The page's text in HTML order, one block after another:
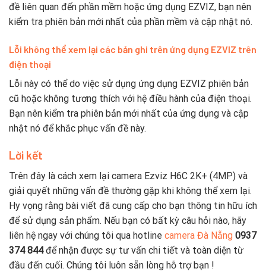
đề liên quan đến phần mềm hoặc ứng dụng EZVIZ, bạn nên
kiểm tra phiên bản mới nhất của phần mềm và cập nhật nó.
Lỗi không thể xem lại các bản ghi trên ứng dụng EZVIZ trên
điện thoại
Lỗi này có thể do việc sử dụng ứng dụng EZVIZ phiên bản
cũ hoặc không tương thích với hệ điều hành của điện thoại.
Bạn nên kiểm tra phiên bản mới nhất của ứng dụng và cập
nhật nó để khắc phục vấn đề này.
Lời kết
Trên đây là cách xem lại camera Ezviz H6C 2K+ (4MP) và
giải quyết những vấn đề thường gặp khi không thể xem lại.
Hy vọng rằng bài viết đã cung cấp cho bạn thông tin hữu ích
để sử dụng sản phẩm. Nếu bạn có bất kỳ câu hỏi nào, hãy
liên hệ ngay với chúng tôi qua hotline camera Đà Nẵng 0937
374 844để nhận được sự tư vấn chi tiết và toàn diện từ
đầu đến cuối. Chúng tôi luôn sẵn lòng hỗ trợ bạn !